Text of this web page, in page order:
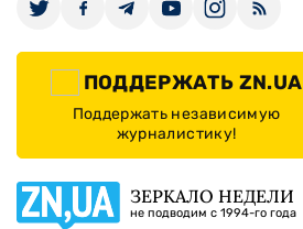
ПОДДЕРЖАТЬ ZN.UA
Поддержать независимую
журналистику!
ЗЕРКАЛО НЕДЕЛИ
не подводим с 1994-го года